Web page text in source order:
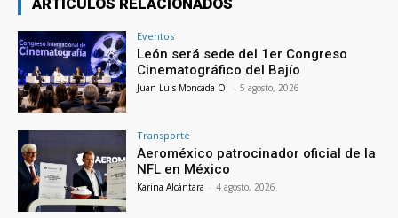
Eventos
León será sede del 1er Congreso
Cinematográfico del Bajío
Juan Luis Moncada O. - 5 agosto, 2026
Transporte
Aeroméxico patrocinador oficial de la
NFL en México
Karina Alcántara - 4 agosto, 2026